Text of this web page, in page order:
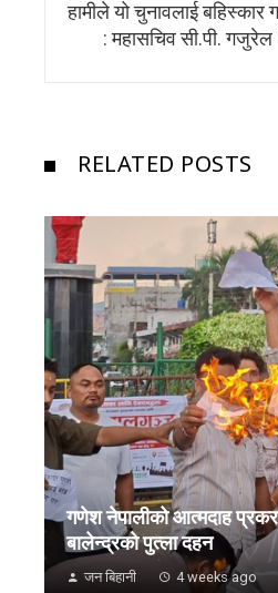
हामीले यो चुनावलाई बहिस्कार
: महासचिव सी.पी. गजुरेल
RELATED POSTS
गणेश नेपालीको आत्मदाह
बालेन्द्रको पुत्ला दहन
जन बिहानी 4 weeks ago